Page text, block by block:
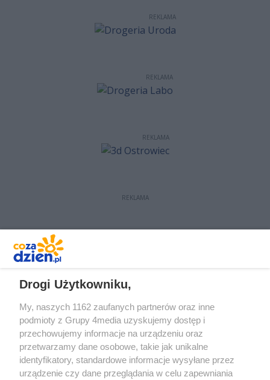
REKLAMA
REKLAMA
REKLAMA
REKLAMA
Drogi Użytkowniku,
My, naszych 1162 zaufanych partnerów oraz inne
podmioty z Grupy 4media uzyskujemy dostęp i
przechowujemy informacje na urządzeniu oraz
przetwarzamy dane osobowe, takie jak unikalne
identyfikatory, standardowe informacje wysyłane przez
urządzenie czy dane przeglądania w celu zapewniania